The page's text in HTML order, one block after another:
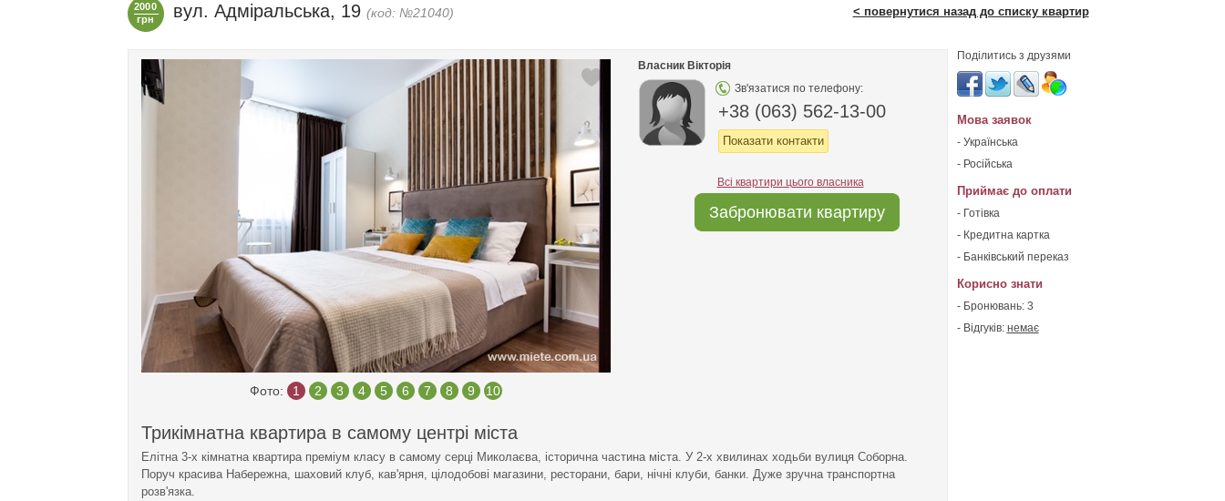
< повернутися назад до списку квартир
2000
грн
вул. Адміральська, 19 (код: №21040)
Поділитись з друзями
Мова заявок
- Українська
- Російська
Приймає до оплати
- Готівка
- Кредитна картка
- Банківський переказ
Корисно знати
- Бронювань: 3
- Відгуків: немає
Фото: 1 2 3 4 5 6 7 8 9 10
Власник Вікторія
Зв'язатися по телефону:
+38 (063) 562-13-00
Показати контакти
Всі квартири цього власника
Забронювати квартиру
Трикімнатна квартира в самому центрі міста
Елітна 3-х кімнатна квартира преміум класу в самому серці Миколаєва, історична частина міста. У 2-х хвилинах ходьби вулиця Соборна.
Поруч красива Набережна, шаховий клуб, кав'ярня, цілодобові магазини, ресторани, бари, нічні клуби, банки. Дуже зручна транспортна
розв'язка.